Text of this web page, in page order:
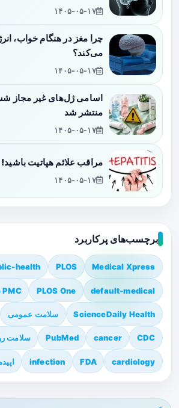
۱۴۰۵-۰۵-۱۷
چرا مغز در هنگام خواب،
می‌کند؟
۱۴۰۵-۰۵-۱۷
اسامی ژل‌های غیر مجاز
منتشر شد
۱۴۰۵-۰۵-۱۷
مراقب علائم هپاتیت باشید!
۱۴۰۵-۰۵-۱۷
برچسب‌های پرکاربرد
Medical Xpress
PLOS
health
default-medical
PLOS One
PMC
ScienceDaily Health سلامت عمومی
CDC
cancer
PubMed سلامت
cardiology
FDA
infection